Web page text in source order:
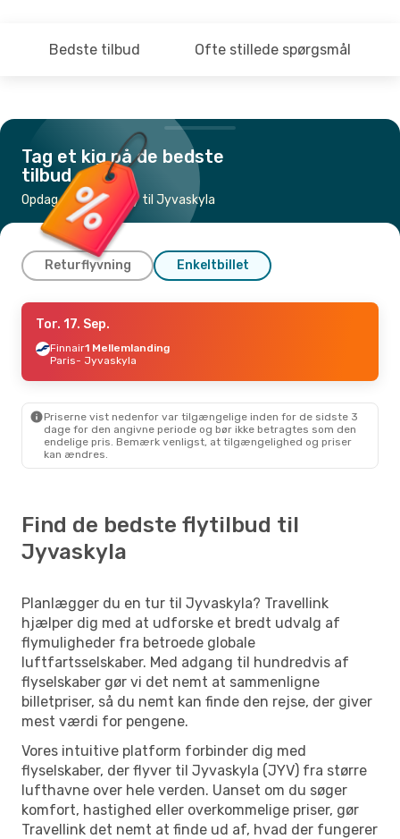
Bedste tilbud Ofte stillede spørgsmål
Tag et kig på de bedste
tilbud
Opdag de billigste fly til Jyvaskyla
Returflyvning Enkeltbillet
Ons. 26. Aug.
Finnair1 Mellemlanding
København- Jyvaskyla
Jyvaskyla- København
Man. 7. Sep.- Man. 14. Sep.
Finnair1 Mellemlanding
Man. 12. Okt.- Fre. 16. Okt.
Finnair 1 Mellemlanding
København
Tor. 17. Sep. - Tor. 24. Sep.
British Airways2 Mellemlandinger
Billund- Jyvaskyla
Finnair2 Mellemlandinger
Jyvaskyla- Billund
Tor. 17. Sep.
Finnair1 Mellemlanding
Paris- Jyvaskyla
Priserne vist nedenfor var tilgængelige inden for de sidste 3
dage for den angivne periode og bør ikke betragtes som den
endelige pris. Bemærk venligst, at tilgængelighed og priser
kan ændres.
Find de bedste flytilbud til
Jyvaskyla
Planlægger du en tur til Jyvaskyla? Travellink
hjælper dig med at udforske et bredt udvalg af
flymuligheder fra betroede globale
luftfartsselskaber. Med adgang til hundredvis af
flyselskaber gør vi det nemt at sammenligne
billetpriser, så du nemt kan finde den rejse, der giver
mest værdi for pengene.
Vores intuitive platform forbinder dig med
flyselskaber, der flyver til Jyvaskyla (JYV) fra større
lufthavne over hele verden. Uanset om du søger
komfort, hastighed eller overkommelige priser, gør
Travellink det nemt at finde ud af, hvad der fungerer